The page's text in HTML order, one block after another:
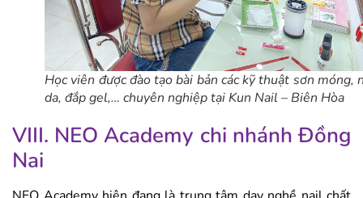
Học viên được đào tạo bài bản các kỹ thuật sơn móng,
da, đắp gel,… chuyên nghiệp tại Kun Nail – Biên Hòa
VIII. NEO Academy chi nhánh Đồng
Nai